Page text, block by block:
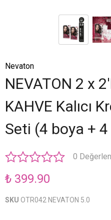
Nevaton
NEVATON 2 x
KAHVE Kalıcı
Seti (4 boya +
0
₺ 399.90
SKU OTR042 NEVATON 5.0